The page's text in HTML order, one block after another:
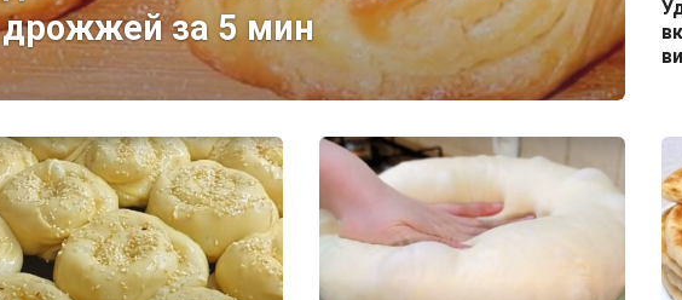
дрожжей за 5 мин